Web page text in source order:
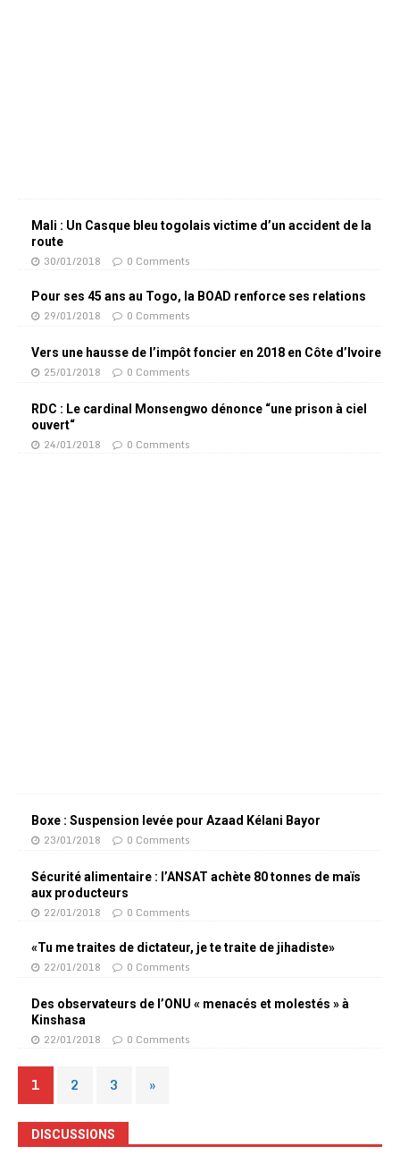
Mali : Un Casque bleu togolais victime d’un accident de la
route
30/01/2018 0 Comments
Pour ses 45 ans au Togo, la BOAD renforce ses relations
29/01/2018 0 Comments
Vers une hausse de l’impôt foncier en 2018 en Côte d’Ivoire
25/01/2018 0 Comments
RDC : Le cardinal Monsengwo dénonce “une prison à ciel
ouvert“
24/01/2018 0 Comments
Boxe : Suspension levée pour Azaad Kélani Bayor
23/01/2018 0 Comments
Sécurité alimentaire : l’ANSAT achète 80 tonnes de maïs
aux producteurs
22/01/2018 0 Comments
«Tu me traites de dictateur, je te traite de jihadiste»
22/01/2018 0 Comments
Des observateurs de l’ONU « menacés et molestés » à
Kinshasa
22/01/2018 0 Comments
1 2 3 »
DISCUSSIONS